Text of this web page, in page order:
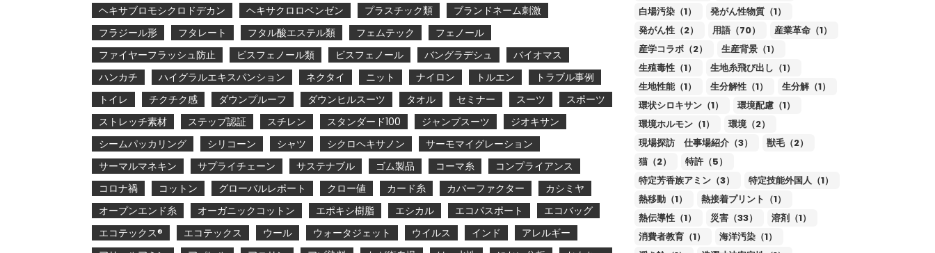
ヘキサブロモシクロドデカン
ヘキサクロロベンゼン プラスチック類
ブランドネーム刺激
フラジール形
フタレート フタル酸エステル類 フェムテック
フェノール
ファイヤーフラッシュ防止
ビスフェノール類 ビスフェノール バングラデシュ
バイオマス
ハンカチ
ハイグラルエキスパンション ネクタイ ニット ナイロン トルエン
トラブル事例
トイレ
チクチク感 ダウンプルーフ ダウンヒルスーツ タオル セミナー スーツ
スポーツ
ストレッチ素材
ステップ認証 スチレン スタンダード100 ジャンプスーツ
ジオキサン
シームパッカリング
シリコーン シャツ シクロヘキサノン
サーモマイグレーション
サーマルマネキン
サプライチェーン サステナブル ゴム製品 コーマ糸
コンプライアンス
コロナ禍
コットン グローバルレポート クロー値 カード糸 カバーファクター
カシミヤ
オープンエンド糸
オーガニックコットン エポキシ樹脂 エシカル エコパスポート
エコバッグ
エコテックス®
エコテックス ウール ウォータジェット ウイルス インド
アレルギー
白場汚染（1）
発がん性物質（1）
発がん性（2）
用語（70）
産業革命（1）
産学コラボ（2）
生産背景（1）
生殖毒性（1）
生地糸飛び出し（1）
生地性能（1）
生分解性（1）
生分解（1）
環状シロキサン（1）
環境配慮（1）
環境ホルモン（1）
環境（2）
現場探訪 仕事場紹介（3）
獣毛（2）
猫（2）
特許（5）
特定芳香族アミン（3）
特定技能外国人（1）
熱移動（1）
熱接着プリント（1）
熱伝導性（1）
災害（33）
溶剤（1）
消費者教育（1）
海洋汚染（1）